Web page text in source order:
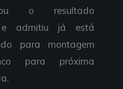
o resultado
e admitiu já está
para montagem
para próxima